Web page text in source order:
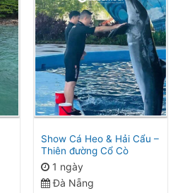
Show Cá Heo & Hải Cẩu –
Thiên đường Cổ Cò
1 ngày
Đà Nẵng